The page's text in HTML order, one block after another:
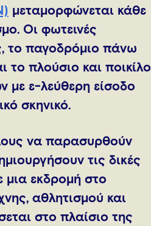
μεταμορφώνεται κάθε
Οι φωτεινές
το παγοδρόμιο πάνω
το πλούσιο και ποικίλο
με ε-λεύθερη είσοδο
σκηνικό.
να παρασυρθούν
τις δικές
μια εκδρομή στο
αθλητισμού και
στο πλαίσιο της